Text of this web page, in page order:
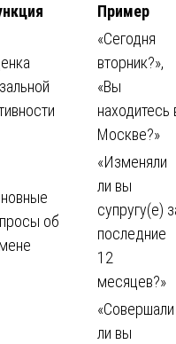
Пример
«Сегодня
вторник?»,
«Вы
находитесь
Москве?»
об
«Изменяли
ли вы
супругу(е)
последние
12
месяцев?»
«Совершали
ли вы